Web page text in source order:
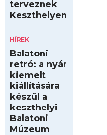
terveznek
Keszthelyen
HÍREK
Balatoni
retró: a nyár
kiemelt
kiállítására
készül a
keszthelyi
Balatoni
Múzeum